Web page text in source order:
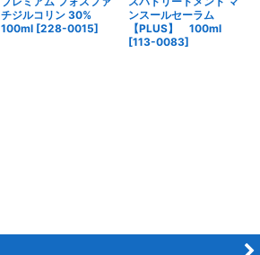
チジルコリン 30%
100ml [228-0015]
ンスールセーラム
【PLUS】 100ml
[113-0083]